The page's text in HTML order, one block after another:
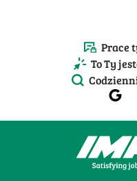
Prace
To Ty